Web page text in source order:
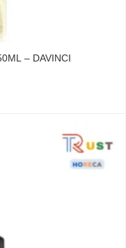
– DAVINCI